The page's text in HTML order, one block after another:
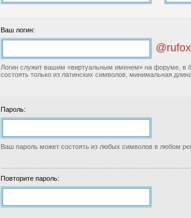
Ваш логин:
Логин служит вашим «виртуальным именем» на форуме, в
состоять только из латинских символов, минимальная
Пароль:
Ваш пароль может состоять из любых символов в любом
Повторите пароль: